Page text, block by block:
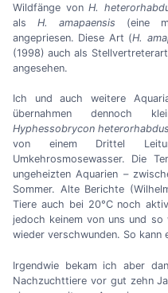
Wildfänge vonH.
als H. amapaensis (eine
angepriesen. Diese Art (H.
(1998) auch als
angesehen.
Ich und auch weitere
übernahmen dennoch
Hyphessobrycon heterorhabdus
von einem Drittel
Umkehrosmosewasser. Die
ungeheizten Aquarien –
Sommer. Alte Berichte
Tiere auch bei 20°C noch
jedoch keinem von uns und
wieder verschwunden. So kann
Irgendwie bekam ich aber
Nachzuchttiere vor gut zehn